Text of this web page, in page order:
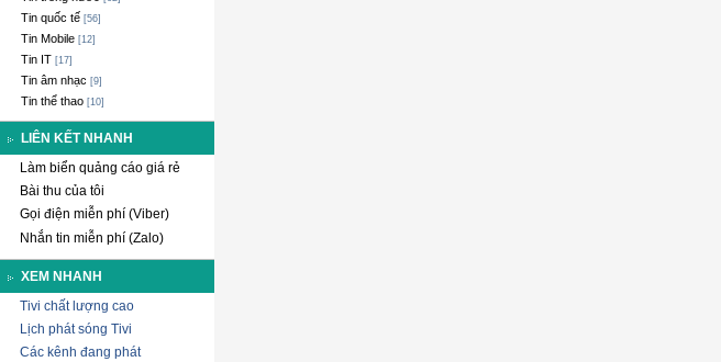
Tin quốc tế [56]
Tin Mobile [12]
Tin IT [17]
Tin âm nhạc [9]
Tin thể thao [10]
LIÊN KẾT NHANH
Làm biển quảng cáo giá rẻ
Bài thu của tôi
Gọi điện miễn phí (Viber)
Nhắn tin miễn phí (Zalo)
XEM NHANH
Tivi chất lượng cao
Lịch phát sóng Tivi
Các kênh đang phát